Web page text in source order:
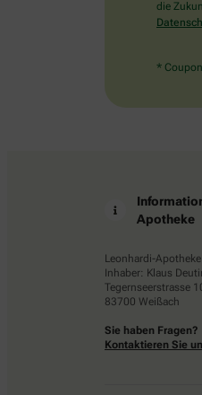
die
*
Apotheke
Leonhardi-Apotheke
Inhaber: Klaus
Tegernseerstrasse
83700 Weißach
Sie haben Fragen?
Kontaktieren Sie